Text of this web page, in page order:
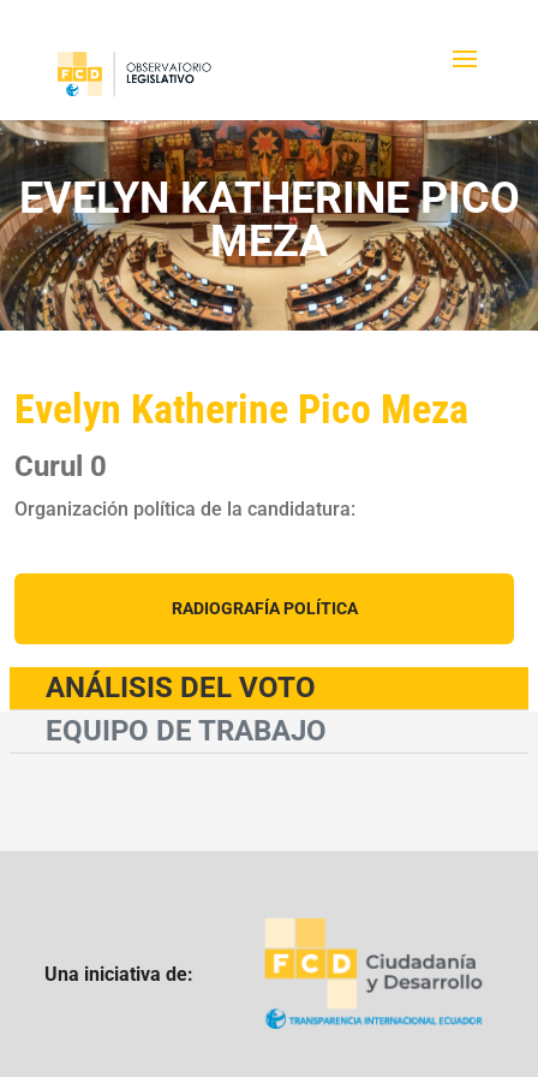
EVELYN KATHERINE PICO
MEZA
Evelyn Katherine Pico Meza
Curul 0
Organización política de la candidatura:
RADIOGRAFÍA POLÍTICA
ANÁLISIS DEL VOTO
EQUIPO DE TRABAJO
Una iniciativa de: